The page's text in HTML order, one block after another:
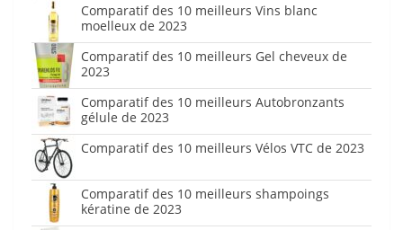
Comparatif des 10 meilleurs Vins blanc
moelleux de 2023
Comparatif des 10 meilleurs Gel cheveux de
2023
Comparatif des 10 meilleurs Autobronzants
gélule de 2023
Comparatif des 10 meilleurs Vélos VTC de 2023
Comparatif des 10 meilleurs shampoings
kératine de 2023